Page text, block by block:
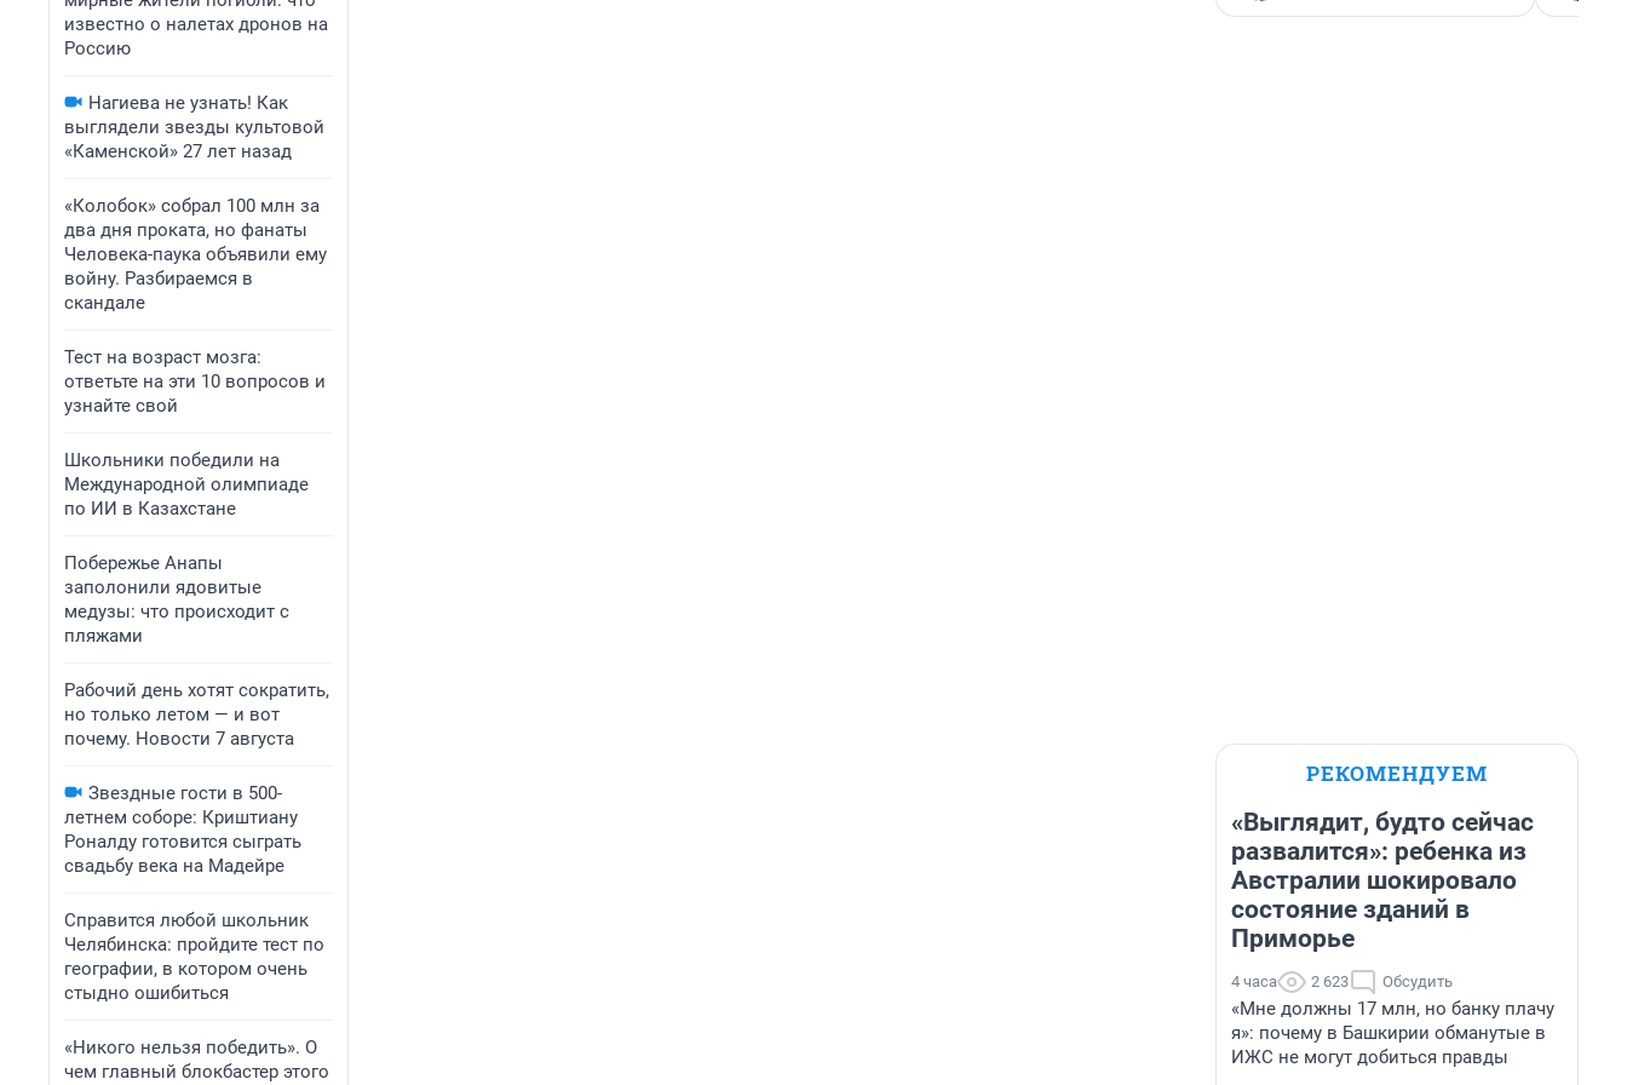
известно о налетах дронов на
Россию
Нагиева не узнать! Как
выглядели звезды культовой
«Каменской» 27 лет назад
«Колобок» собрал 100 млн за
два дня проката, но фанаты
Человека-паука объявили ему
войну. Разбираемся в
скандале
Тест на возраст мозга:
ответьте на эти 10 вопросов и
узнайте свой
Школьники победили на
Международной олимпиаде
по ИИ в Казахстане
Побережье Анапы
заполонили ядовитые
медузы: что происходит с
пляжами
Рабочий день хотят сократить,
но только летом — и вот
почему. Новости 7 августа
Звездные гости в 500-
летнем соборе: Криштиану
Роналду готовится сыграть
свадьбу века на Мадейре
Справится любой школьник
Челябинска: пройдите тест по
географии, в котором очень
стыдно ошибиться
«Никого нельзя победить». О
чем главный блокбастер этого
РЕКОМЕНДУЕМ
«Выглядит, будто сейчас
развалится»: ребенка из
Австралии шокировало
состояние зданий в
Приморье
4 часа 2 623 Обсудить
«Мне должны 17 млн, но банку плачу
я»: почему в Башкирии обманутые в
ИЖС не могут добиться правды